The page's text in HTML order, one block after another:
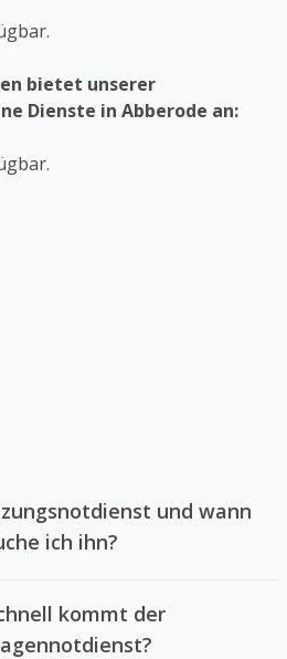
bietet unserer
Dienste in Abberode an:
und wann
ich ihn?
in Notsituationen
einen Heizungsnotdienst
kommt der